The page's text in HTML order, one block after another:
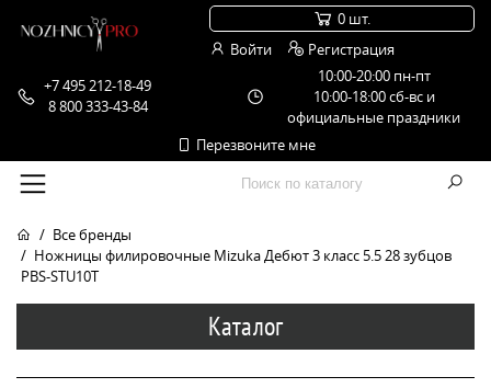
+7 495 212-18-49
8 800 333-43-84
10:00-20:00 пн-пт
10:00-18:00 сб-вс и
официальные праздники
Перезвоните мне
0 шт.
Войти
Регистрация
Все бренды
Ножницы филировочные Mizuka Дебют 3 класс 5.5 28 зубцов
PBS-STU10T
Каталог